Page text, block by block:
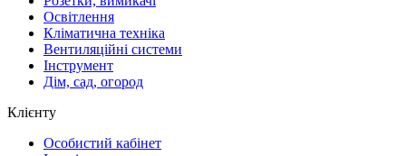
Освітлення
Кліматична техніка
Вентиляційні системи
Інструмент
Дім, сад, огород
Клієнту
Особистий кабінет